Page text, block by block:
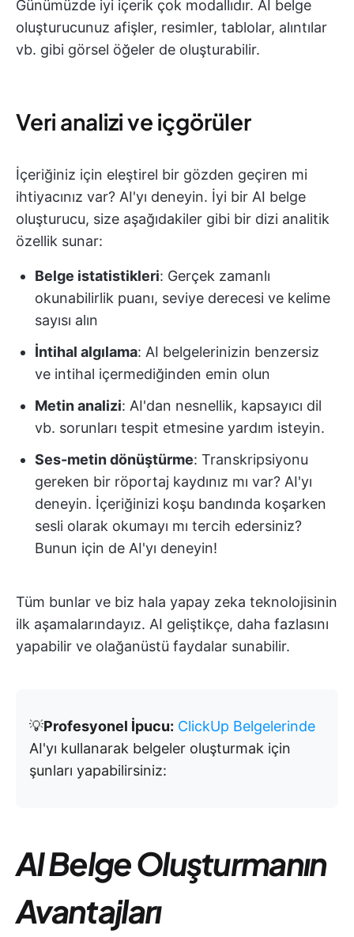
Günümüzde iyi içerik çok modallıdır. AI belge
oluşturucunuz afişler, resimler, tablolar, alıntılar
vb. gibi görsel öğeler de oluşturabilir.
Veri analizi ve içgörüler
İçeriğiniz için eleştirel bir gözden geçiren mi
ihtiyacınız var? AI'yı deneyin. İyi bir AI belge
oluşturucu, size aşağıdakiler gibi bir dizi analitik
özellik sunar:
Belge istatistikleri: Gerçek zamanlı
okunabilirlik puanı, seviye derecesi ve kelime
sayısı alın
İntihal algılama: AI belgelerinizin benzersiz
ve intihal içermediğinden emin olun
Metin analizi: AI'dan nesnellik, kapsayıcı dil
vb. sorunları tespit etmesine yardım isteyin.
Ses-metin dönüştürme: Transkripsiyonu
gereken bir röportaj kaydınız mı var? AI'yı
deneyin. İçeriğinizi koşu bandında koşarken
sesli olarak okumayı mı tercih edersiniz?
Bunun için de AI'yı deneyin!
Tüm bunlar ve biz hala yapay zeka teknolojisinin
ilk aşamalarındayız. AI geliştikçe, daha fazlasını
yapabilir ve olağanüstü faydalar sunabilir.
💡Profesyonel İpucu: ClickUp Belgelerinde
AI'yı kullanarak belgeler oluşturmak için
şunları yapabilirsiniz:
AI Belge Oluşturmanın
Avantajları